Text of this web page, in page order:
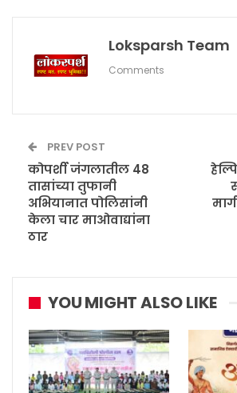
Loksparsh Team
Comments
PREV POST
कोपर्शी जंगलातील 48
तासांच्या तुफानी
अभियानात पोलिसांनी
केला चार माओवाद्यांना
ठार
YOU MIGHT ALSO LIKE